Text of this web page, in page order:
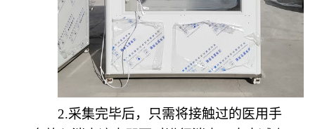
2.采集完毕后，只需将接触过的医用手